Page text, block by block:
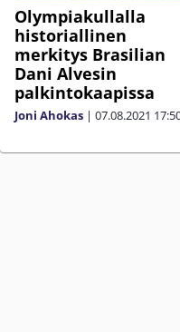
Olympiakullalla
historiallinen
merkitys Brasilian
Dani Alvesin
palkintokaapissa
Joni Ahokas | 07.08.2021